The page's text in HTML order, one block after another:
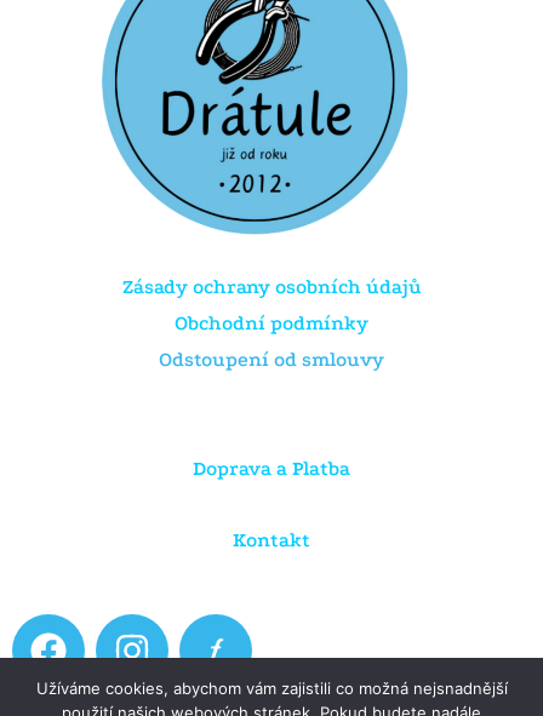
Zásady ochrany osobních údajů
Obchodní podmínky
Odstoupení od smlouvy
Doprava a Platba
Kontakt
F
a
c
I
n
s
Užíváme cookies, abychom vám zajistili co možná nejsnadnější